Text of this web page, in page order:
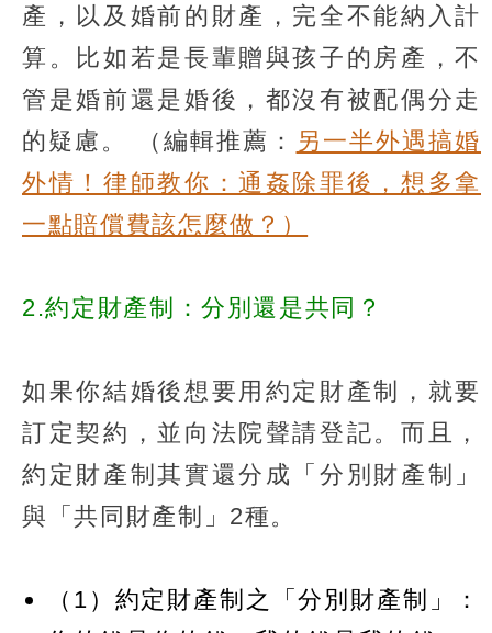
產，以及婚前的財產，完全不能納入計
算。比如若是長輩贈與孩子的房產，不
管是婚前還是婚後，都沒有被配偶分走
的疑慮。
（編輯推薦： 另一半外遇搞婚
外情！律師教你：通姦除罪後，想多拿
一點賠償費該怎麼做？）
2.約定財產制：分別還是共同？
如果你結婚後想要用約定財產制，就要
訂定契約，並向法院聲請登記。而且，
約定財產制其實還分成「分別財產制」
與「共同財產制」2種。
（1）約定財產制之「分別財產制」：